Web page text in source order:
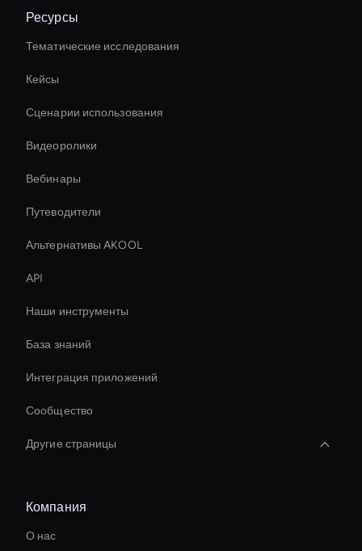
Ресурсы
Тематические исследования
Кейсы
Сценарии использования
Видеоролики
Вебинары
Путеводители
Альтернативы AKOOL
API
Наши инструменты
База знаний
Интеграция приложений
Сообщество
Другие страницы
Средство для удаления видеообъектов AI
Real-Time Ai Avatar
Компания
О нас